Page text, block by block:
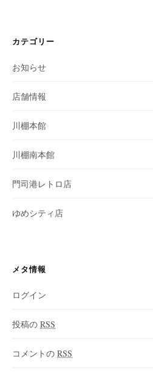
カテゴリー
お知らせ
店舗情報
川棚本館
川棚南本館
門司港レトロ店
ゆめシティ店
メタ情報
ログイン
投稿の RSS
コメントの RSS